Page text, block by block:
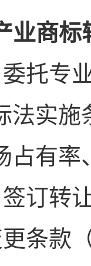
业商
托专
法实
占有率
签订转
条款